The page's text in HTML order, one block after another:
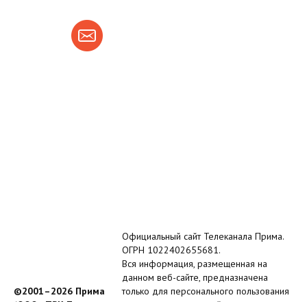
©2001–2026 Прима
Официальный сайт Телеканала Прима.
ОГРН 1022402655681.
Вся информация, размещенная на
данном веб-сайте, предназначена
только для персонального пользования